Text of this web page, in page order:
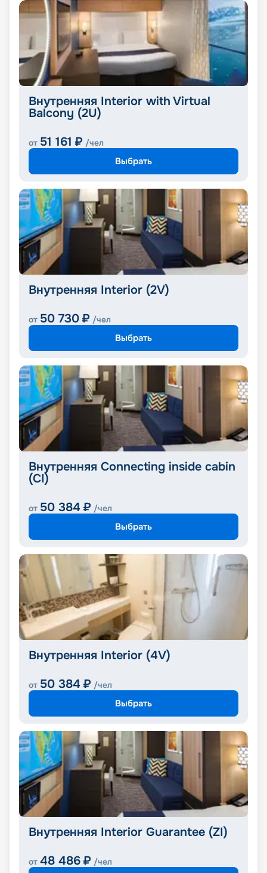
Внутренняя Interior with Virtual
Balcony (2U)
от 51 161 ₽ /чел
Выбрать
Внутренняя Interior (2V)
от 50 730 ₽ /чел
Выбрать
Внутренняя Connecting inside cabin
(CI)
от 50 384 ₽ /чел
Выбрать
Внутренняя Interior (4V)
от 50 384 ₽ /чел
Выбрать
Внутренняя Interior Guarantee (ZI)
от 48 486 ₽ /чел